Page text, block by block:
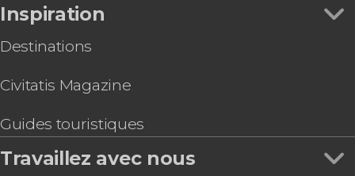
Inspiration
Destinations
Civitatis Magazine
Guides touristiques
Travaillez avec nous